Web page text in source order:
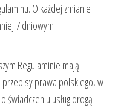
O każdej zmianie
7 dniowym
Regulaminie mają
prawa polskiego, w
świadczeniu usług drogą